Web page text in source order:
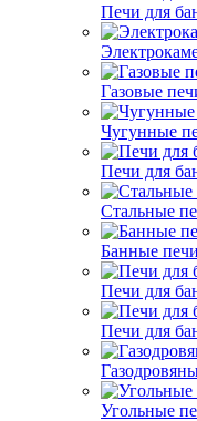
Печи для
Газовые
Чугунные
Печи для
Стальные
Банные
Печи для
Печи для
Угольные